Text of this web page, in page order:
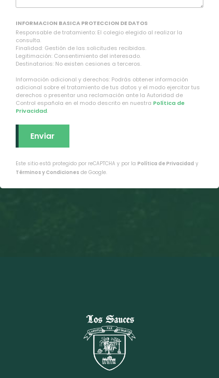
INFORMACION BASICA PROTECCION DE DATOS
Responsable de tratamiento: El colegio elegido al realizar la
consulta.
Finalidad: Gestión de las solicitudes recibidas.
Legitimación: Consentimiento del interesado.
Destinatarios: No existen cesiones a terceros.
Información adicional y derechos: Podrás obtener información
adicional sobre el tratamiento de tus datos y el modo ejercitar tus
derechos o presentar una reclamación ante la Autoridad de
Control española en el modo descrito en nuestra Política de
Privacidad.
Este sitio está protegido por reCAPTCHA y por la Política de Privacidad y
Términos y Condiciones de Google.